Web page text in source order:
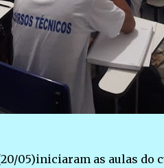
05)iniciaram as aulas do